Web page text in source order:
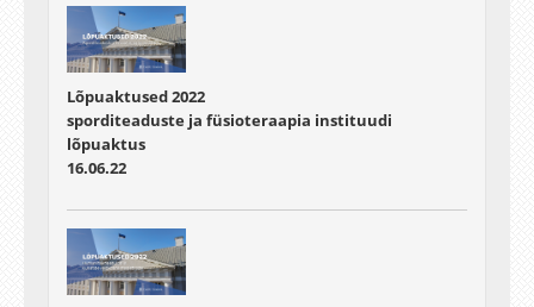
Lõpuaktused 2022
sporditeaduste ja füsioteraapia instituudi
lõpuaktus
16.06.22